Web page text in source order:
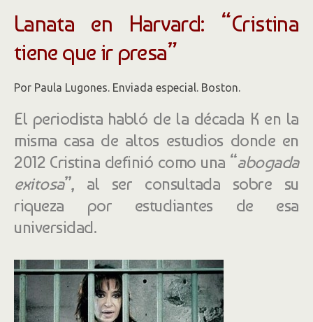
Lanata en Harvard: “Cristina
tiene que ir presa”
Por Paula Lugones. Enviada especial. Boston.
El periodista habló de la década K en la
misma casa de altos estudios donde en
2012 Cristina definió como una “abogada
exitosa”, al ser consultada sobre su
riqueza por estudiantes de esa
universidad.